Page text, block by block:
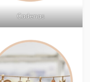
Cadenas